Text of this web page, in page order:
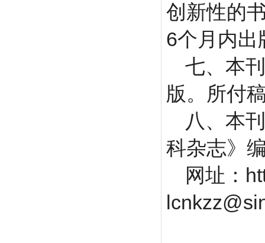
创新性的
6个月内出
七、本
版。所付
八、本
科杂志》
网址：